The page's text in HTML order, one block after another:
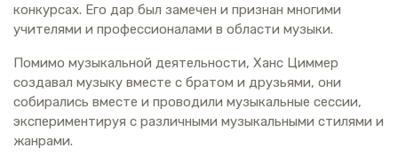
конкурсах. Его дар был замечен и признан многими
учителями и профессионалами в области музыки.
Помимо музыкальной деятельности, Ханс Циммер
создавал музыку вместе с братом и друзьями, они
собирались вместе и проводили музыкальные сессии,
экспериментируя с различными музыкальными стилями и
жанрами.